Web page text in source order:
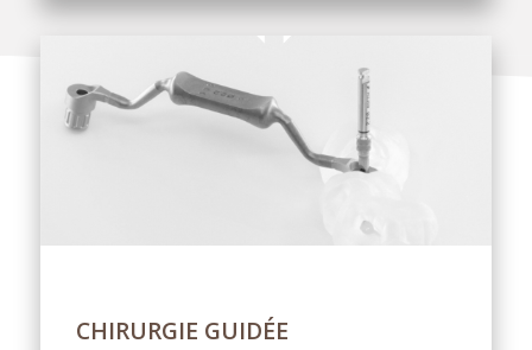
CHIRURGIE GUIDÉE